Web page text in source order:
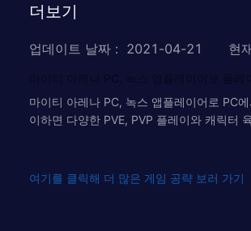
더보기
업데이트 날짜 : 2021-04-21 현
마이티 아레나 PC, 녹스 앱플레이어로 플레
마이티 아레나 PC, 녹스 앱플레이어로 PC
이하면 다양한 PVE, PVP 플레이와 캐릭터
여기를 클릭해 더 많은 게임 공략 보러 가기